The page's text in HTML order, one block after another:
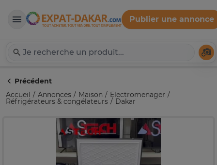
Expat-Dakar
Publier une annonce
Précédent
Accueil
Annonces Maison Electromenager
Réfrigérateurs & congélateurs Dakar